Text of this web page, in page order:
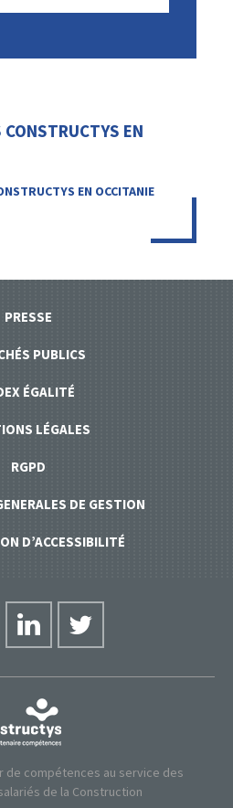
EN
EN OCCITANIE
PRESSE
PUBLICS
ÉGALITÉ
LÉGALES
RGPD
DE GESTION
D’ACCESSIBILITÉ
de compétences au service des
de la Construction